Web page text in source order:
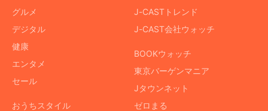
グルメ
デジタル
健康
エンタメ
セール
おうちスタイル
J-CASTトレンド
J-CAST会社ウォッチ
BOOKウォッチ
東京バーゲンマニア
Jタウンネット
ゼロまる